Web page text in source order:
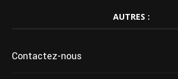
AUTRES :
Contactez-nous